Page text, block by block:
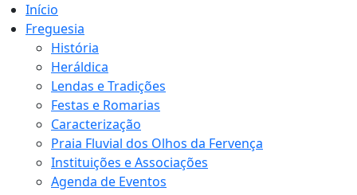
Início
Freguesia
História
Heráldica
Lendas e Tradições
Festas e Romarias
Caracterização
Praia Fluvial dos Olhos da Fervença
Instituições e Associações
Agenda de Eventos